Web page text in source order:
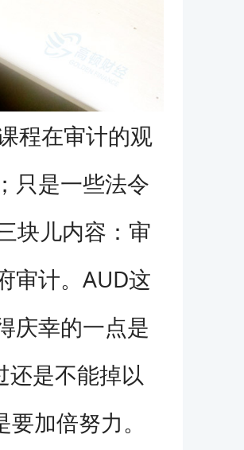
程在审计的观
只是一些法令
块儿内容：审
审计。AUD这
庆幸的一点是
还是不能掉以
加倍努力。